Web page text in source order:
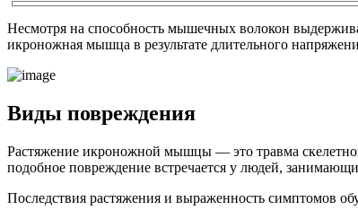
Несмотря на способность мышечных волокон
икроножная мышца в результате длительного
Виды повреждения
Растяжение икроножной мышцы — это травма
подобное повреждение встречается у людей,
Последствия растяжения и выраженность симптомов